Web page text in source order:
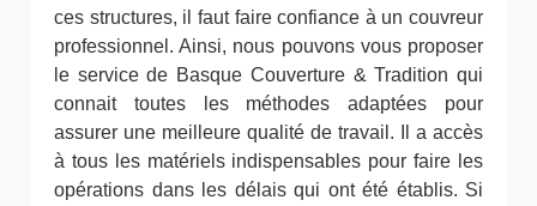
ces structures, il faut faire confiance à un couvreur
professionnel. Ainsi, nous pouvons vous proposer
le service de Basque Couverture & Tradition qui
connait toutes les méthodes adaptées pour
assurer une meilleure qualité de travail. Il a accès
à tous les matériels indispensables pour faire les
opérations dans les délais qui ont été établis. Si